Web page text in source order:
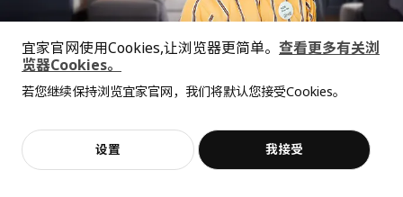
中文 English
© Inter IKEA Systems B.V. 1999-2026
上海工商 沪公网安备 31010402001069号
沪ICP 备17055232 号
宜家AI购物助手算法 网信算备310104755117001240013号
价格透明，设计专业，现货供应
不，谢谢 立即预约
宜家官网使用Cookies,让浏览器更简单。 查看更多有关浏
览器Cookies。
若您继续保持浏览宜家官网，我们将默认您接受Cookies。
设置 我接受